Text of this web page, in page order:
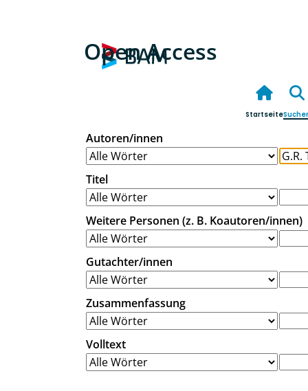
Open Access
Startseite
Autoren/innen
Titel
Weitere Personen (z. B. Koautoren/innen)
Gutachter/innen
Zusammenfassung
Volltext